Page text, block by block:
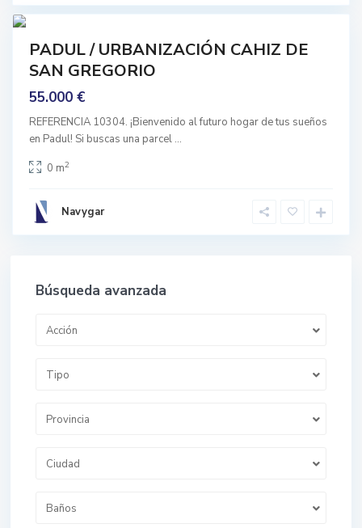
u
l
PADUL / URBANIZACIÓN CAHIZ DE
SAN GREGORIO
55.000 €
REFERENCIA 10304. ¡Bienvenido al futuro hogar de tus sueños
en Padul! Si buscas una parcel ...
0 m2
Navygar
Búsqueda avanzada
Acción
Tipo
Provincia
Ciudad
Baños